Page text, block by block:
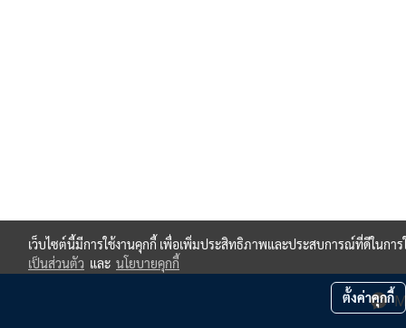
เว็บไซต์นี้มีการใช้งานคุกกี้ เพื่อเพิ่มประสิทธิภาพและประสบการณ์ที่ดีในกา
เป็นส่วนตัว และ นโยบายคุกกี้
ตั้งค่าคุกกี้